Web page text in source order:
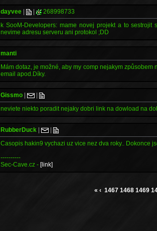
dayvee | 268998733
k SooM-Developers: mame novej projekt a to
nevime adresu serveru ani protokol ;DD
manti
Mám dotaz, je možné, aby my comp nejakym
email apod.Díky.
Gissmo |
neviete niekto poradit nejaky dobri link na dowload na
RubberDuck |
Casopis hakin9 vychazi uz vice nez dva roky.. Dokonce
----------
Sec-Cave.cz - [link]
« ‹ 1467 1468 1469